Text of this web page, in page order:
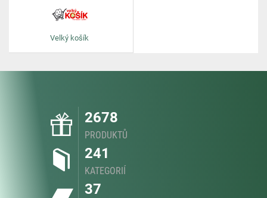
Velký košík
2678
PRODUKTŮ
241
KATEGORIÍ
37